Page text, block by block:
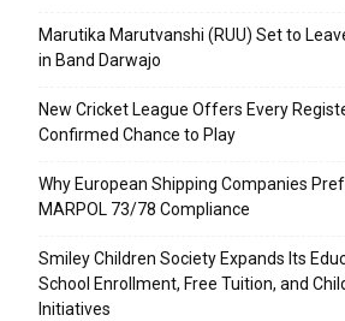
Marutika Marutvanshi (RUU) Set to
in Band Darwajo
New Cricket League Offers Every
Confirmed Chance to Play
Why European Shipping Companies
MARPOL 73/78 Compliance
Smiley Children Society Expands Its
School Enrollment, Free Tuition, and
Initiatives